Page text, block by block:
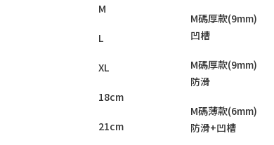
M
L
XL
18cm
21cm
M碼厚款(9mm)
凹槽
M碼厚款(9mm)
防滑
M碼薄款(6mm)
防滑+凹槽